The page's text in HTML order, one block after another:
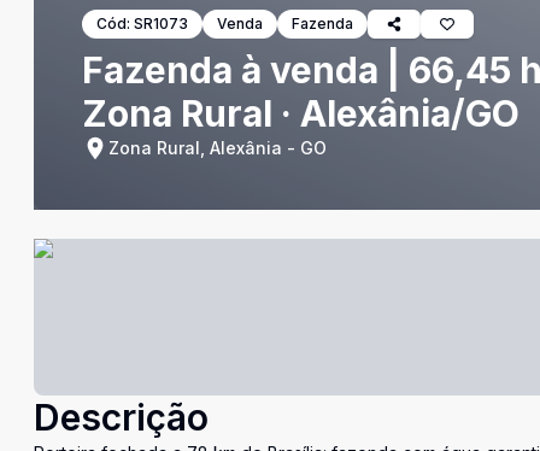
Cód: SR1073 Venda Fazenda
Fazenda à venda | 66,45
Zona Rural · Alexânia/GO
Zona Rural, Alexânia - GO
Descrição